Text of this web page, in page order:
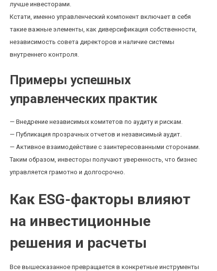
лучше инвесторами.
Кстати, именно управленческий компонент включает в себя
такие важные элементы, как диверсификация собственности,
независимость совета директоров и наличие системы
внутреннего контроля.
Примеры успешных
управленческих практик
— Внедрение независимых комитетов по аудиту и рискам.
— Публикация прозрачных отчетов и независимый аудит.
— Активное взаимодействие с заинтересованными сторонами.
Таким образом, инвесторы получают уверенность, что бизнес
управляется грамотно и долгосрочно.
Как ESG-факторы влияют
на инвестиционные
решения и расчеты
Все вышесказанное превращается в конкретные инструменты